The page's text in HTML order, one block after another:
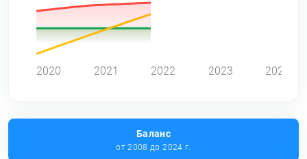
2020 2021 2022 2023 2024
Баланс
от 2008 до 2024 г.